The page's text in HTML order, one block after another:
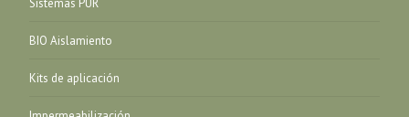
Sistemas PUR
BIO Aislamiento
Kits de aplicación